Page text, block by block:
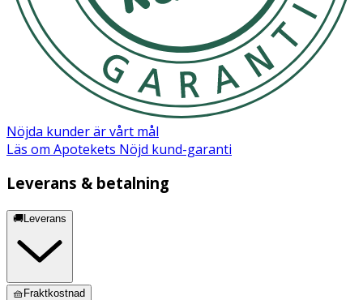
Klipp till önskad längd.
Välj önskat ljusläge.
Ladda med medföljande USB-kabel vid behov.
Förvaring
Förvaras svalt, skyddat från direkt solljus och utom
räckhåll för barn.
Nöjda kunder är vårt mål
Läs om Apotekets Nöjd kund-garanti
Leverans & betalning
🚚Leverans
🧺Fraktkostnad